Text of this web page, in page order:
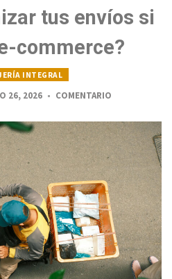
tus envíos si
commerce?
INTEGRAL
26, 2026 COMENTARIO